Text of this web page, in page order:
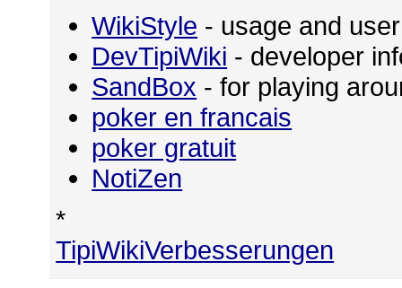
WikiStyle - usage and
DevTipiWiki - developer
SandBox - for playing
poker en francais
poker gratuit
NotiZen
*
TipiWikiVerbesserungen